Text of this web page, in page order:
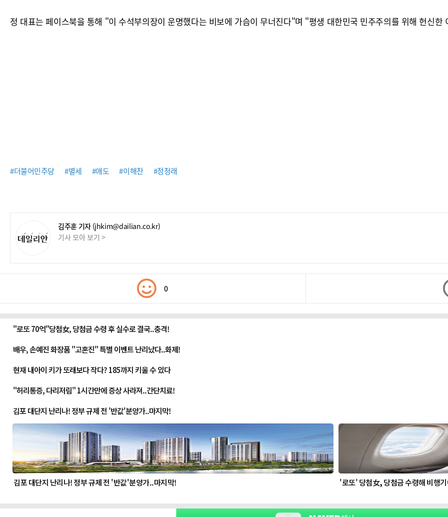
정 대표는 페이스북을 통해 "이 수석부의장이 운명했다는 비보에 가슴이 무너진다"며 "평생 대한민국 민주주의를 위해 헌신한
#더불어민주당 #별세 #애도 #이해찬 #정청래
김주훈 기자 (jhkim@dailian.co.kr)
기사 모아 보기 >
0